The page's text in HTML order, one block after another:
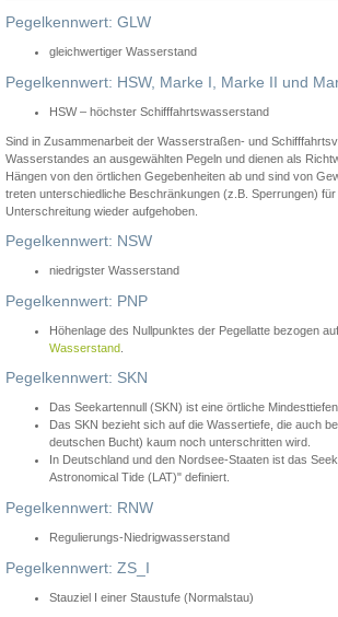
Pegelkennwert: GLW
gleichwertiger Wasserstand
Pegelkennwert: HSW, Marke I, Marke II und
HSW – höchster Schifffahrtswasserstand
Sind in Zusammenarbeit der Wasserstraßen- und
Wasserstandes an ausgewählten Pegeln und dienen als
Hängen von den örtlichen Gegebenheiten ab und sind von
treten unterschiedliche Beschränkungen (z.B. Sperrungen)
Unterschreitung wieder aufgehoben.
Pegelkennwert: NSW
niedrigster Wasserstand
Pegelkennwert: PNP
Höhenlage des Nullpunktes der Pegellatte bezogen
Wasserstand
Pegelkennwert: SKN
Das Seekartennull (SKN) ist eine örtliche
Das SKN bezieht sich auf die Wassertiefe, die auch
deutschen Bucht) kaum noch unterschritten wird.
In Deutschland und den Nordsee-Staaten ist das
Astronomical Tide (LAT)" definiert.
Pegelkennwert: RNW
Regulierungs-Niedrigwasserstand
Pegelkennwert: ZS_I
Stauziel I einer Staustufe (Normalstau)